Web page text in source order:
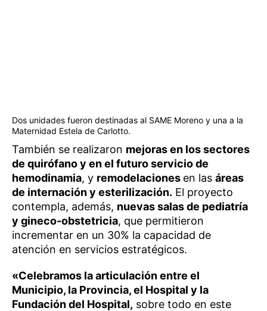
Dos unidades fueron destinadas al SAME Moreno y una a la
Maternidad Estela de Carlotto.
También se realizaron mejoras en los sectores
de quirófano y en el futuro servicio de
hemodinamia, y remodelaciones en las áreas
de internación y esterilización. El proyecto
contempla, además, nuevas salas de pediatría
y gineco-obstetricia, que permitieron
incrementar en un 30% la capacidad de
atención en servicios estratégicos.
«Celebramos la articulación entre el
Municipio, la Provincia, el Hospital y la
Fundación del Hospital, sobre todo en este